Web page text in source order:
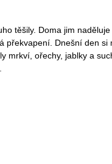
těšily. Doma jim
Dnešní den si
ořechy, jablky a